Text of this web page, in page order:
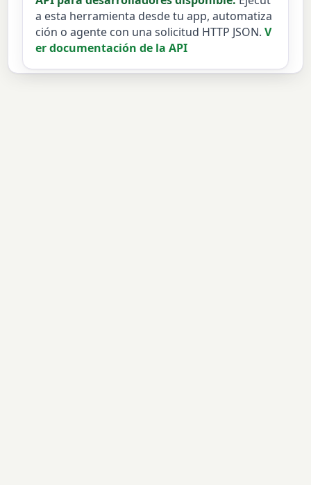
a esta herramienta desde tu app, automatiza
ción o agente con una solicitud HTTP JSON. V
er documentación de la API